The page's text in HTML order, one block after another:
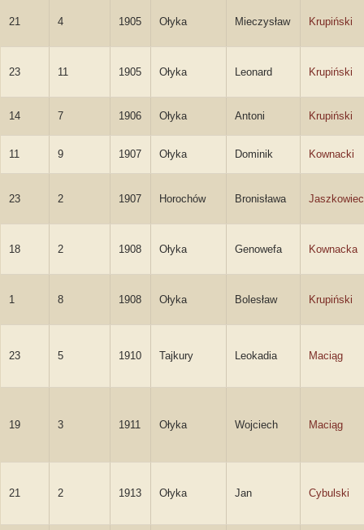
21 4 1905 Ołyka Mieczysław Krupiński
23 11 1905 Ołyka Leonard Krupiński
14 7 1906 Ołyka Antoni Krupiński
11 9 1907 Ołyka Dominik Kownacki
23 2 1907 Horochów Bronisława Jaszkowiec
18 2 1908 Ołyka Genowefa Kownacka
1 8 1908 Ołyka Bolesław Krupiński
23 5 1910 Tajkury Leokadia Maciąg
19 3 1911 Ołyka Wojciech Maciąg
21 2 1913 Ołyka Jan Cybulski